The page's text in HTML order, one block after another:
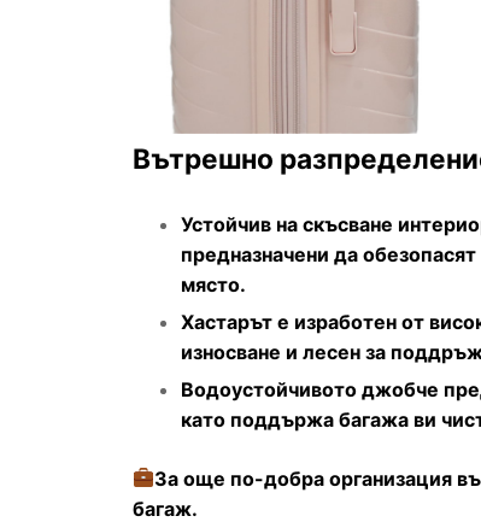
Вътрешно
Устойчив на скъсване
предназначени да
място.
Хастарът е изработен от
износване и лесен за
Водоустойчивото джобче
като поддържа багажа ви
За още по-добра организация
багаж.